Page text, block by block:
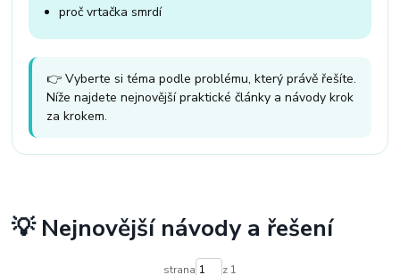
proč vrtačka smrdí
👉 Vyberte si téma podle problému, který právě řešíte.
Níže najdete nejnovější praktické články a návody krok
za krokem.
💡 Nejnovější návody a řešení
strana z 1